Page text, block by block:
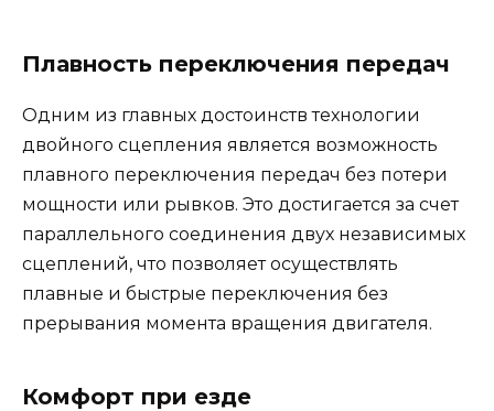
Плавность переключения передач
Одним из главных достоинств технологии
двойного сцепления является возможность
плавного переключения передач без потери
мощности или рывков. Это достигается за счет
параллельного соединения двух независимых
сцеплений, что позволяет осуществлять
плавные и быстрые переключения без
прерывания момента вращения двигателя.
Комфорт при езде